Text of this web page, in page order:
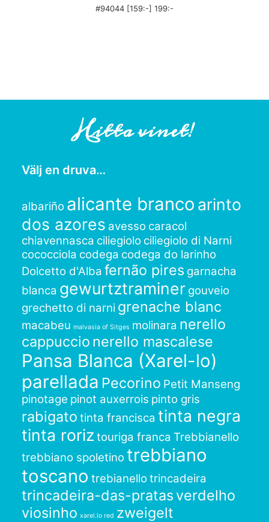
#94044 [159:-] 199:-
Hitta vinet!
Välj en druva…
albariño alicante branco arinto
dos azores avesso caracol
chiavennasca ciliegiolo ciliegiolo di Narni
cococciola codega codega do larinho
Dolcetto d'Alba fernão pires garnacha
blanca gewurtztraminer gouveio
grechetto di narni grenache blanc
macabeu malvasia of Sitges molinara nerello
cappuccio nerello mascalese
Pansa Blanca (Xarel-lo)
parellada Pecorino Petit Manseng
pinotage pinot auxerrois pinto gris
rabigato tinta francisca tinta negra
tinta roriz touriga franca Trebbianello
trebbiano spoletino trebbiano
toscano trebianellotrincadeira
trincadeira-das-pratas verdelho
viosinho xarel.lo red zweigelt